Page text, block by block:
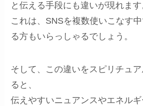
と伝える手段にも違いが現れます
これは、SNSを複数使いこなす
る方もいらっしゃるでしょう。
そして、この違いをスピリチュ
ると、
伝えやすいニュアンスやエネルギ